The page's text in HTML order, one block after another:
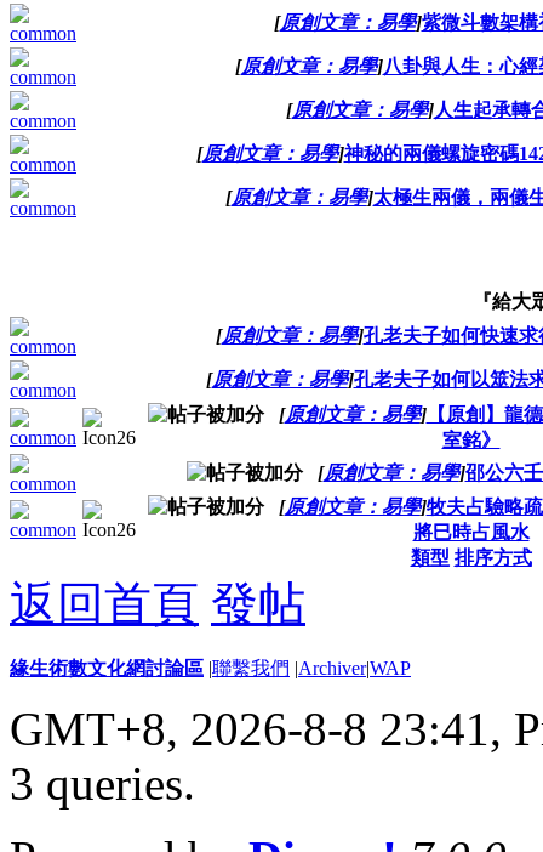
[原創文章：易學]紫微斗數架構
[原創文章：易學]八卦與人生：心經
[原創文章：易學]人生起承轉
[原創文章：易學]神秘的兩儀螺旋密碼
[原創文章：易學]太極生兩儀，兩儀
『給
[原創文章：易學]孔老夫子如何快速求
[原創文章：易學]孔老夫子如何以筮法
[原創文章：易學]【原創】龍
室銘》
[原創文章：易學]邵公六
[原創文章：易學]牧夫占驗略
將巳時占風水
類型 排序方式
返回首頁 發帖
緣生術數文化網討論區 |聯繫我們 |Archiver|WAP
GMT+8, 2026-8-8 23:41,
3 queries.